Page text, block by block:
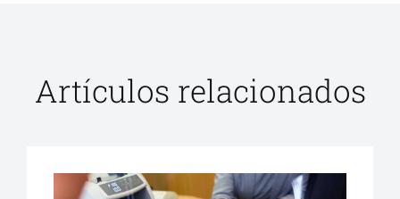
Artículos relacionados